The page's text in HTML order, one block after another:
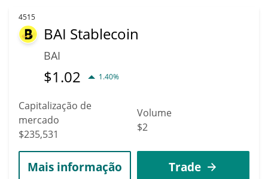
4515
BAI Stablecoin
BAI
$1.02 1.40%
Capitalização de
mercado
$235,531
Volume
$2
Mais informação Trade